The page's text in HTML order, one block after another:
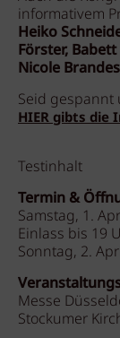
informativem
Heiko
Förster,
Nicole Brandes
Seid
HIER gibts die
Testinhalt
Termin &
Samstag, 1.
Einlass bis 19
Sonntag, 2.
Messe
Stockumer